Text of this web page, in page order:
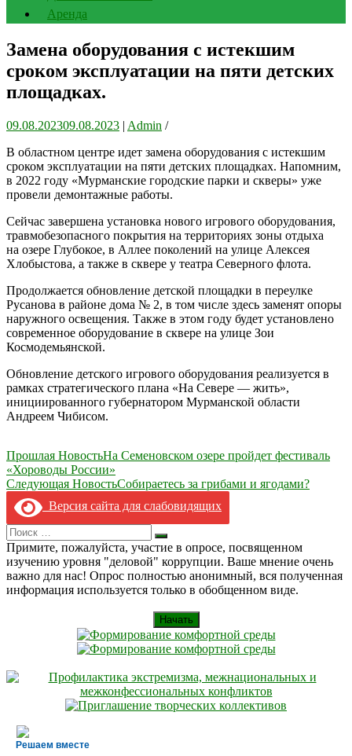
Аренда
Замена оборудования с истекшим
сроком эксплуатации на пяти детских
площадках.
09.08.202309.08.2023 | Admin /
В областном центре идет замена оборудования с истекшим
сроком эксплуатации на пяти детских площадках. Напомним,
в 2022 году «Мурманские городские парки и скверы» уже
провели демонтажные работы.
Сейчас завершена установка нового игрового оборудования,
травмобезопасного покрытия на территориях зоны отдыха
на озере Глубокое, в Аллее поколений на улице Алексея
Хлобыстова, а также в сквере у театра Северного флота.
Продолжается обновление детской площадки в переулке
Русанова в районе дома № 2, в том числе здесь заменят опоры
наружного освещения. Также в этом году будет установлено
современное оборудование в сквере на улице Зои
Космодемьянской.
Обновление детского игрового оборудования реализуется в
рамках стратегического плана «На Севере — жить»,
инициированного губернатором Мурманской области
Андреем Чибисом.
Навигация
по
записям
Прошлая НовостьНа Семеновском озере пройдет фестиваль
«Хороводы России»
Следующая НовостьСобираетесь за грибами и ягодами?
Версия сайта для слабовидящих
Search
for:
Искать
Примите, пожалуйста, участие в опросе, посвященном
изучению уровня "деловой" коррупции. Ваше мнение очень
важно для нас! Опрос полностью анонимный, вся полученная
информация используется только в обобщенном виде.
Начать
Решаем вместе